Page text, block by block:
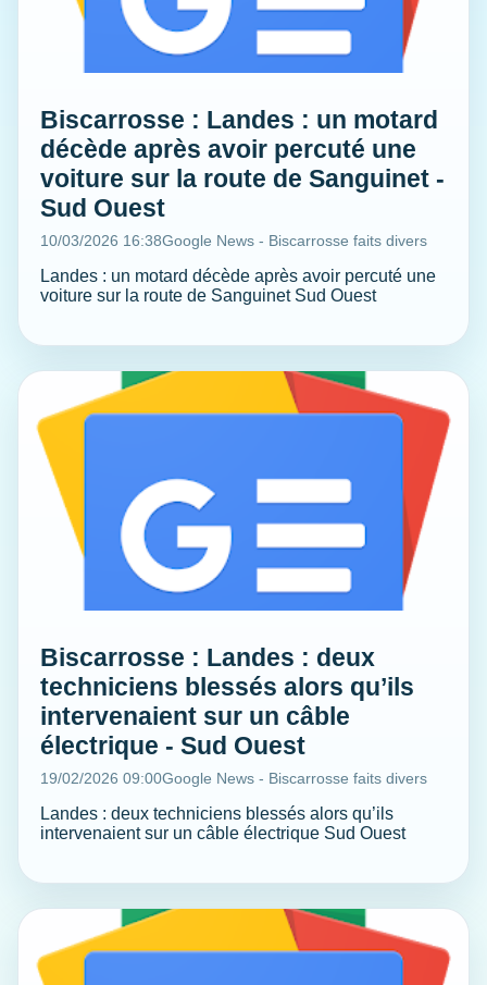
Biscarrosse : Landes : un motard
décède après avoir percuté une
voiture sur la route de Sanguinet -
Sud Ouest
10/03/2026 16:38Google News - Biscarrosse faits divers
Landes : un motard décède après avoir percuté une
voiture sur la route de Sanguinet Sud Ouest
Biscarrosse : Landes : deux
techniciens blessés alors qu’ils
intervenaient sur un câble
électrique - Sud Ouest
19/02/2026 09:00Google News - Biscarrosse faits divers
Landes : deux techniciens blessés alors qu’ils
intervenaient sur un câble électrique Sud Ouest